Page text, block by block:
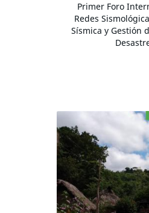
Primer Foro
Redes
Sísmica y Gestión